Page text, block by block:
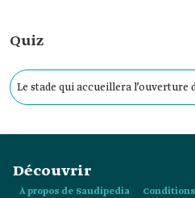
Quiz
Le stade qui accueillera l’ouverture
Découvrir
À propos de Saudipedia